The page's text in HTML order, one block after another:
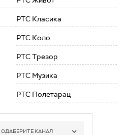
РТС Класика
РТС Коло
РТС Трезор
РТС Музика
РТС Полетарац
ОДАБЕРИТЕ КАНАЛ